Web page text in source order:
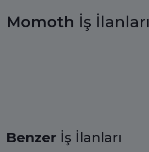
Momoth İş İlanları
Benzer İş İlanları